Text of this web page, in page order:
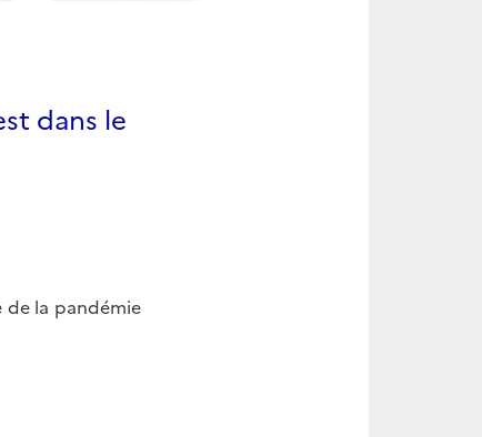
dans le
de la pandémie